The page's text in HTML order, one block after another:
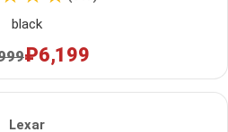
black
₽6,199
Lexar